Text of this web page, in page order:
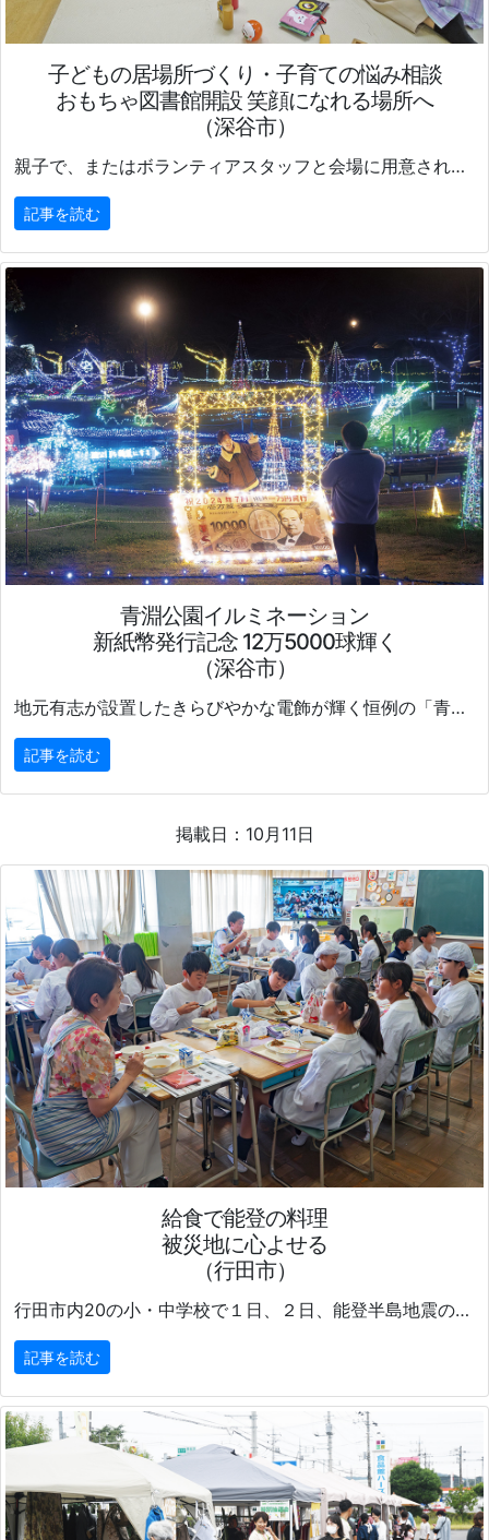
子どもの居場所づくり・子育ての悩み相談
おもちゃ図書館開設 笑顔になれる場所へ
（深谷市）
親子で、またはボランティアスタッフと会場に用意されたおもちゃで遊び、気に入ったものを貸し出してくれる「おもちゃ図書館」。
記事を読む
青淵公園イルミネーション
新紙幣発行記念 12万5000球輝く
（深谷市）
地元有志が設置したきらびやかな電飾が輝く恒例の「青淵公園イルミネーション」の点灯が始まった。1月15日(水)まで。
記事を読む
掲載日：10月11日
給食で能登の料理
被災地に心よせる
（行田市）
行田市内20の小・中学校で１日、２日、能登半島地震の被災地周辺の食材を使った「能登応援給食」が提供された。
記事を読む